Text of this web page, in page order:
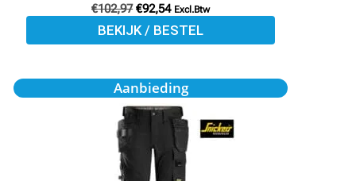
€102,97 €92,54 Excl.Btw
BEKIJK / BESTEL
Aanbieding
Oorspronkelijke
prijs
was:
€119,71.
Huidige
prijs
is:
€107,51.
Dit
product
heeft
meerdere
variaties.